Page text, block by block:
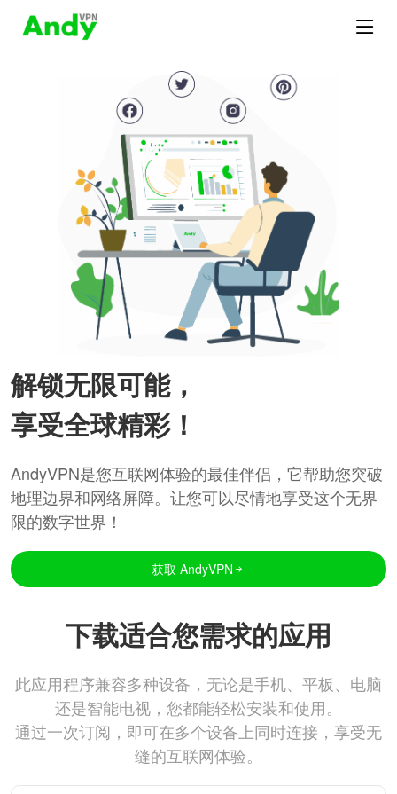
解锁无限可能，
享受全球精彩！
AndyVPN是您互联网体验的最佳伴侣，它帮助您突破
地理边界和网络屏障。让您可以尽情地享受这个无界
限的数字世界！
获取 AndyVPN
下载适合您需求的应用
此应用程序兼容多种设备，无论是手机、平板、电脑
还是智能电视，您都能轻松安装和使用。
通过一次订阅，即可在多个设备上同时连接，享受无
缝的互联网体验。